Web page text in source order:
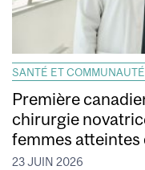
SANTÉ ET COMMUNAUTÉ
Première
chirurgie
femmes atteintes
23 JUIN 2026